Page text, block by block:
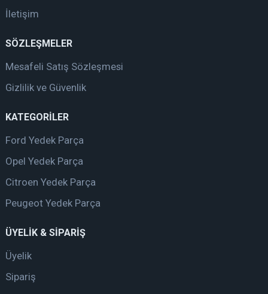
İletişim
SÖZLEŞMELER
Mesafeli Satış Sözleşmesi
Gizlilik ve Güvenlik
KATEGORİLER
Ford Yedek Parça
Opel Yedek Parça
Citroen Yedek Parça
Peugeot Yedek Parça
ÜYELİK & SİPARİŞ
Üyelik
Sipariş